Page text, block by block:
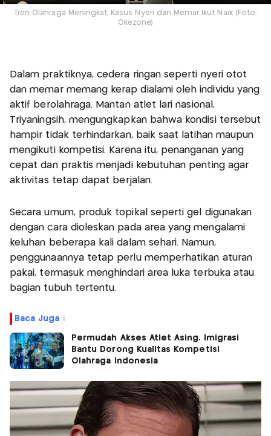
Tren Olahraga Meningkat, Kasus Nyeri dan Memar Ikut Naik (Foto:
Okezone)
Dalam praktiknya, cedera ringan seperti nyeri otot
dan memar memang kerap dialami oleh individu yang
aktif berolahraga. Mantan atlet lari nasional,
Triyaningsih, mengungkapkan bahwa kondisi tersebut
hampir tidak terhindarkan, baik saat latihan maupun
mengikuti kompetisi. Karena itu, penanganan yang
cepat dan praktis menjadi kebutuhan penting agar
aktivitas tetap dapat berjalan.
Secara umum, produk topikal seperti gel digunakan
dengan cara dioleskan pada area yang mengalami
keluhan beberapa kali dalam sehari. Namun,
penggunaannya tetap perlu memperhatikan aturan
pakai, termasuk menghindari area luka terbuka atau
bagian tubuh tertentu.
Baca Juga :
Permudah Akses Atlet Asing, Imigrasi
Bantu Dorong Kualitas Kompetisi
Olahraga Indonesia